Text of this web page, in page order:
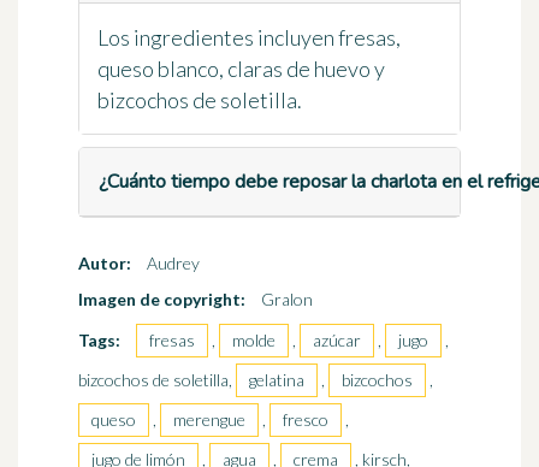
Los ingredientes incluyen fresas,
queso blanco, claras de huevo y
bizcochos de soletilla.
¿Cuánto tiempo debe reposar la charlota en el
Autor:
Audrey
Imagen de copyright:
Gralon
Tags:
fresas , molde , azúcar , jugo
,
bizcochos de soletilla,
gelatina , bizcochos
,
queso
, merengue , fresco
,
jugo de limón
, agua , crema
, kirsch,